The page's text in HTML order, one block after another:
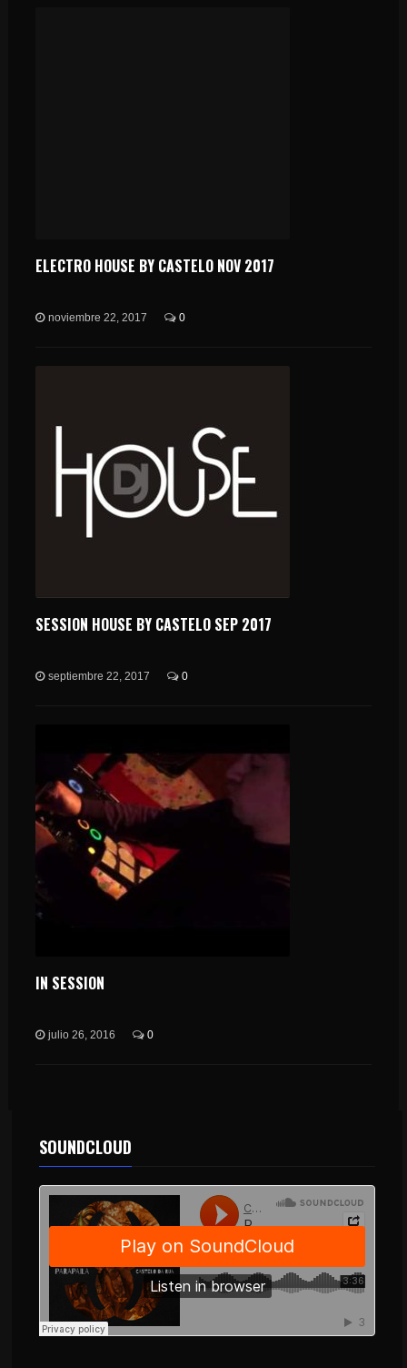
ELECTRO HOUSE BY CASTELO NOV 2017
noviembre 22, 2017 0
SESSION HOUSE BY CASTELO SEP 2017
septiembre 22, 2017 0
IN SESSION
julio 26, 2016 0
SOUNDCLOUD